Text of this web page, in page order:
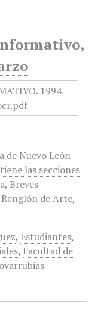
de Nuevo León
las secciones
Breves
de Arte,
, Estudiantes,
, Facultad de